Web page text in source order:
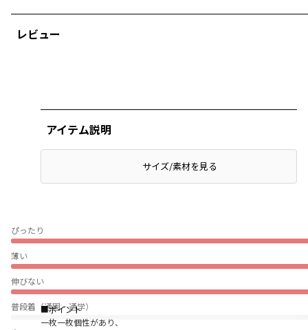
レビュー
ぴったり
薄い
伸びない
普段着（通園・通学）
アイテム説明
サイズ/素材を見る
■ポイント
一枚一枚個性があり、